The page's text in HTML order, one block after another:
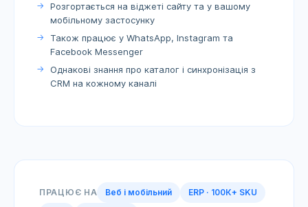
Розгортається на віджеті сайту та у вашому
мобільному застосунку
Також працює у WhatsApp, Instagram та
Facebook Messenger
Однакові знання про каталог і синхронізація з
CRM на кожному каналі
ПРАЦЮЄ НА Веб і мобільний
ERP · 100К+ SKU